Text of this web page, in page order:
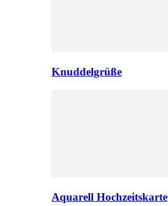
Knuddelgrüße
Aquarell Hochzeitskarte